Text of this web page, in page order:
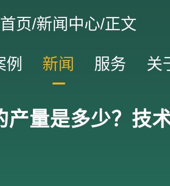
首页/新闻中心/正文
例 新闻 服务 关
产量是多少？技